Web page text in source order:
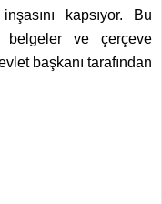
kapsıyor. Bu
belgeler ve çerçeve
başkanı tarafından